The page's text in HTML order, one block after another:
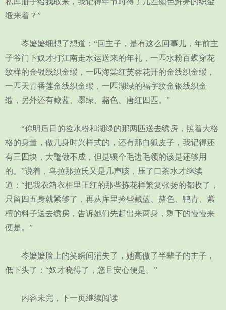
缎来着？”
岑嬷嬷细想了想道：“回主子，是有这么回事儿，年前主
子爷门下奴才打江南走水运送来的年礼，一匹水粉百蝶穿花
纹样的金银线织金缎，一匹海棠红芙蓉花开的金线织金缎，
一匹天青番莲金线织金缎，一匹湖绿的福字纹金银线织金
缎，另外还有藏蓝、墨绿、赭色、唐红四匹。”
“你明后日的捡水粉和湖绿的那两匹送去绣房，照着大格
格的身量，做几身时兴样式的，还有那白狐皮子，我记得还
有三四块，大氅做不成，但是镶个毛边毛领的该是还够用
的。”说着，乌拉那拉氏又是几声咳，压了口茶水才继续
道：“把我衣箱衣柜里正红的那些拣花样繁复张扬的都收了，
只留四五身就紧够了，再从库里捡些藏蓝、赭色、鸭青、紫
檀的料子送去绣房，告诉她们先赶出来两身，剩下的慢慢来
便是。”
岑嬷嬷脸上的笑瞬间消失了，她高傲了半辈子的主子，
低下头了：“奴才晓得了，您且安心便是。”
内容未完，下一页继续阅读